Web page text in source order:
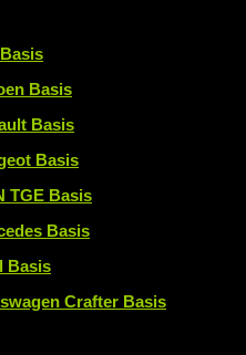
Basis
Basis
Basis
TGE Basis
Basis
Basis
Crafter Basis